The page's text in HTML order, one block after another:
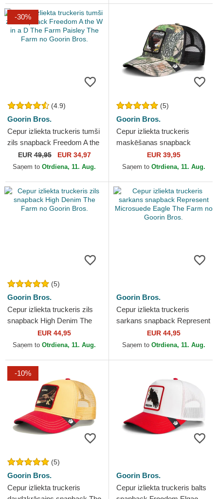
-30%
(4.9)
Goorin Bros.
Cepur izliekta truckeris tumši
zils snapback Freedom A the
W in a D The Farm Paisley
The Farm no...
EUR49,95 EUR 34,97
Saņem to Otrdiena, 11. Aug.
(5)
Goorin Bros.
Cepur izliekta truckeris
maskēšanas snapback
Freedom Eagle Camouflage
Seasonal Real Tree The
EUR 39,95
Saņem to Otrdiena, 11. Aug.
(5)
Goorin Bros.
Cepur izliekta truckeris zils
snapback High Denim The
Farm no Goorin Bros.
EUR 44,95
Saņem to Otrdiena, 11. Aug.
Goorin Bros.
Cepur izliekta truckeris
sarkans snapback Represent
Microsuede Eagle The Farm
no Goorin Bros.
EUR 44,95
Saņem to Otrdiena, 11. Aug.
-10%
(5)
Goorin Bros.
Cepur izliekta truckeris
Goorin Bros.
Cepur izliekta truckeris balts